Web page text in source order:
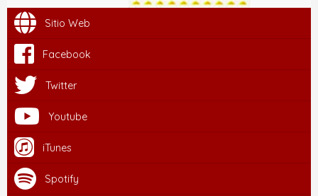
Sitio Web
Facebook
Twitter
Youtube
iTunes
Spotify